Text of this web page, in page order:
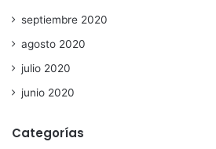
septiembre 2020
agosto 2020
julio 2020
junio 2020
Categorías